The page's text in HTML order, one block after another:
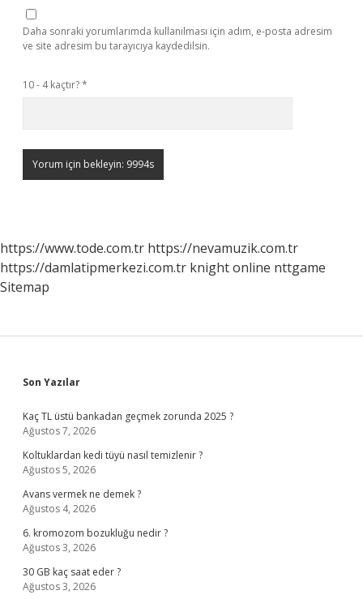
Daha sonraki yorumlarımda kullanılması için adım, e-posta adresim
ve site adresim bu tarayıcıya kaydedilsin.
10 - 4 kaçtır?*
https://www.tode.com.tr https://nevamuzik.com.tr
https://damlatipmerkezi.com.tr knight online nttgame
Sitemap
Sidebar
Son Yazılar
Kaç TL üstü bankadan geçmek zorunda 2025 ?
Ağustos 7, 2026
Koltuklardan kedi tüyü nasıl temizlenir ?
Ağustos 5, 2026
Avans vermek ne demek ?
Ağustos 4, 2026
6. kromozom bozukluğu nedir ?
Ağustos 3, 2026
30 GB kaç saat eder ?
Ağustos 3, 2026